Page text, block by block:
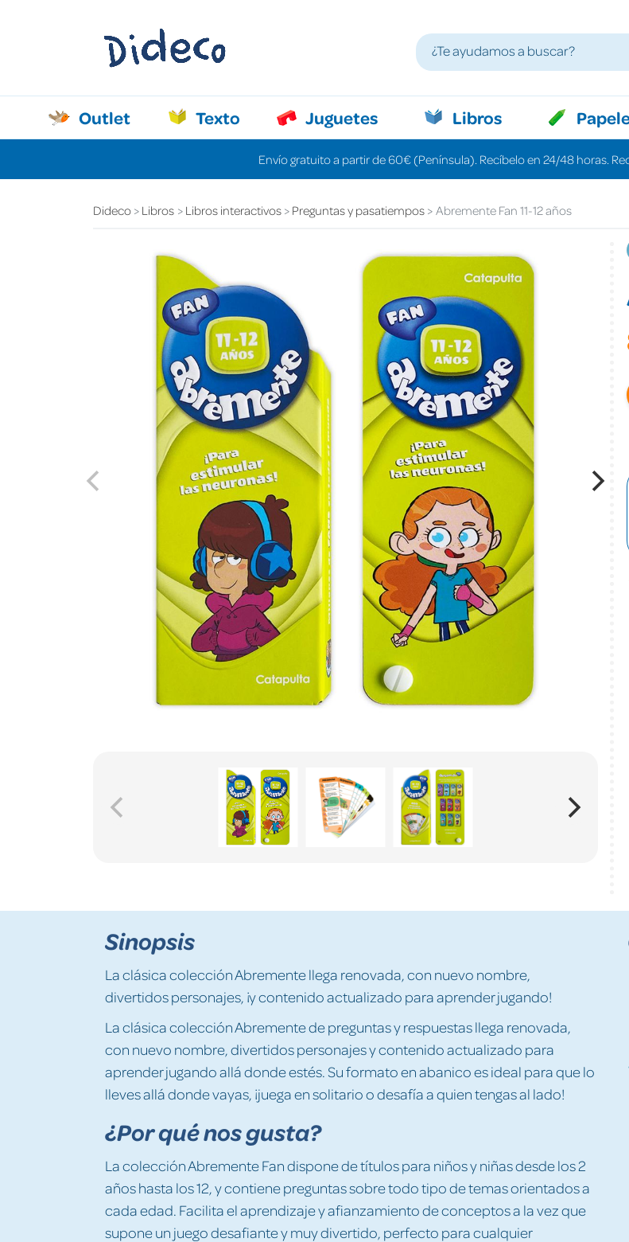
Outlet Texto Juguetes Libros
Envío gratuito a partir de 60€ (Península). Recíbelo en 24/48 horas.
Dideco Libros Libros interactivos Preguntas y pasatiempos Abremente Fan 11-12 años
Sinopsis
La clásica colección Abremente llega renovada, con nuevo nombre,
divertidos personajes, ¡y contenido actualizado para aprender jugando!
La clásica colección Abremente de preguntas y respuestas llega renovada,
con nuevo nombre, divertidos personajes y contenido actualizado para
aprender jugando allá donde estés. Su formato en abanico es ideal para que lo
lleves allá donde vayas, ¡juega en solitario o desafía a quien tengas al lado!
¿Por qué nos gusta?
La colección Abremente Fan dispone de títulos para niños y niñas desde los 2
años hasta los 12, y contiene preguntas sobre todo tipo de temas orientados a
cada edad. Facilita el aprendizaje y afianzamiento de conceptos a la vez que
supone un juego desafiante y muy divertido, perfecto para cualquier